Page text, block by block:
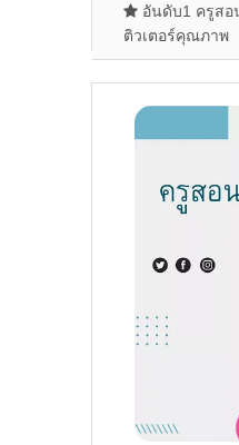
อันดับ1 ครูสอ
ติวเตอร์คุณภาพ